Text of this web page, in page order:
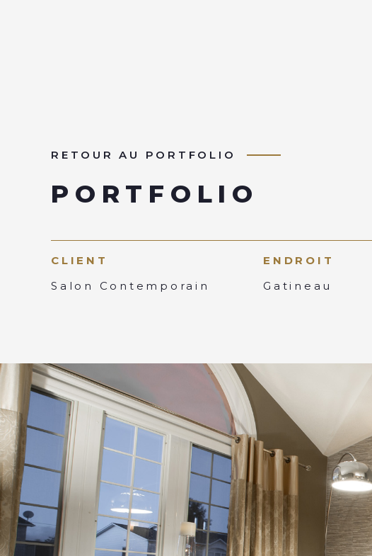
RETOUR AU PORTFOLIO
PORTFOLIO
CLIENT
Salon Contemporain
ENDROIT
Gatineau